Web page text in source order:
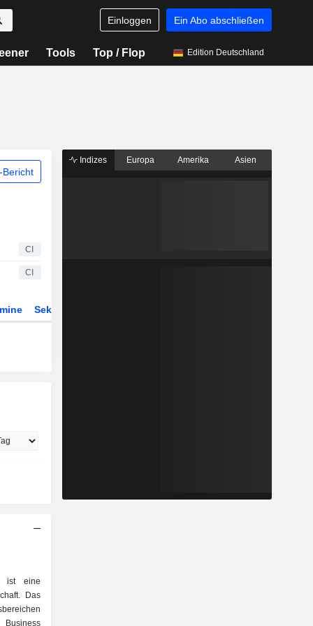
Einloggen Ein Abo abschließen
Tools Top / Flop Edition Deutschland
Bericht
CI
CI
Sektor
ist eine
Das
Indizes Europa Amerika Asien